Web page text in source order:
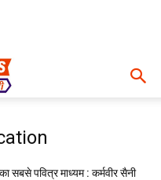
सबसे पवित्र माध्यम : कर्मवीर सैनी